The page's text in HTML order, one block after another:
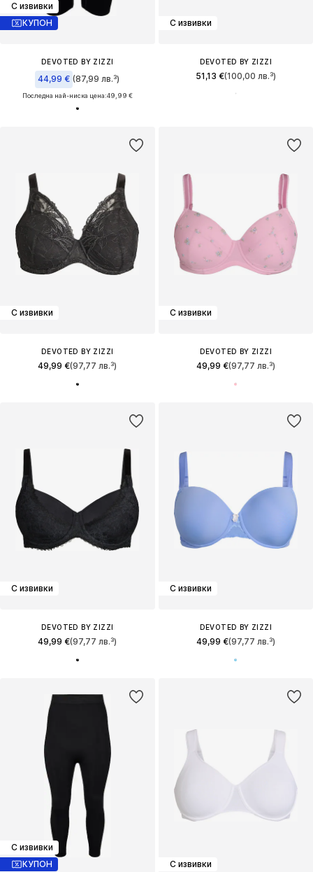
С извивки
КУПОН
DEVOTED BY ZIZZI
44,99 € (87,99 лв.³)
Последна най-ниска цена:49,99 €
С извивки
DEVOTED BY ZIZZI
51,13 €(100,00 лв.³)
С извивки
DEVOTED BY ZIZZI
49,99 €(97,77 лв.³)
С извивки
DEVOTED BY ZIZZI
49,99 €(97,77 лв.³)
С извивки
DEVOTED BY ZIZZI
49,99 €(97,77 лв.³)
С извивки
DEVOTED BY ZIZZI
49,99 €(97,77 лв.³)
С извивки
КУПОН
С извивки